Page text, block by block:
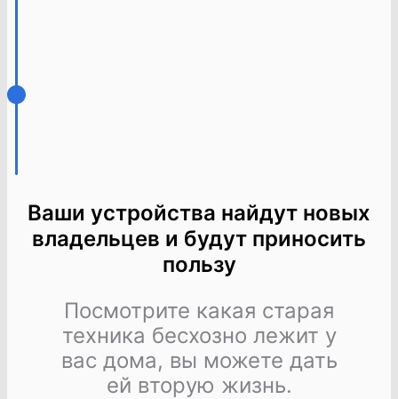
Ваши устройства найдут новых
владельцев и будут приносить
пользу
Посмотрите какая старая
техника бесхозно лежит у
вас дома, вы можете дать
ей вторую жизнь.